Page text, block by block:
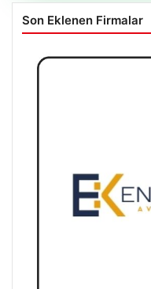
Son Eklenen Firmalar